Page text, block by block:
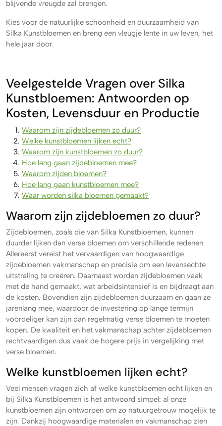
blijvende vreugde zal brengen.
Kies voor de natuurlijke schoonheid en duurzaamheid van
Silka Kunstbloemen en breng een vleugje lente in uw leven, het
hele jaar door.
Veelgestelde Vragen over Silka
Kunstbloemen: Antwoorden op
Kosten, Levensduur en Productie
Waarom zijn zijdebloemen zo duur?
Welke kunstbloemen lijken echt?
Waarom zijn kunstbloemen zo duur?
Hoe lang gaan zijdebloemen mee?
Waarom zijden bloemen?
Hoe lang gaan kunstbloemen mee?
Waar worden silka bloemen gemaakt?
Waarom zijn zijdebloemen zo duur?
Zijdebloemen, zoals die van Silka Kunstbloemen, kunnen
duurder lijken dan verse bloemen om verschillende redenen.
Allereerst vereist het vervaardigen van hoogwaardige
zijdebloemen vakmanschap en precisie om een levensechte
uitstraling te creëren. Daarnaast worden zijdebloemen vaak
met de hand gemaakt, wat arbeidsintensief is en bijdraagt aan
de kosten. Bovendien zijn zijdebloemen duurzaam en gaan ze
jarenlang mee, waardoor de investering op lange termijn
voordeliger kan zijn dan regelmatig verse bloemen te moeten
kopen. De kwaliteit en het vakmanschap achter zijdebloemen
rechtvaardigen dus vaak de hogere prijs in vergelijking met
verse bloemen.
Welke kunstbloemen lijken echt?
Veel mensen vragen zich af welke kunstbloemen echt lijken en
bij Silka Kunstbloemen is het antwoord simpel: al onze
kunstbloemen zijn ontworpen om zo natuurgetrouw mogelijk te
zijn. Dankzij hoogwaardige materialen en vakmanschap zien